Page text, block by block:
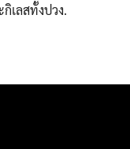
เลสทั้งปวง.